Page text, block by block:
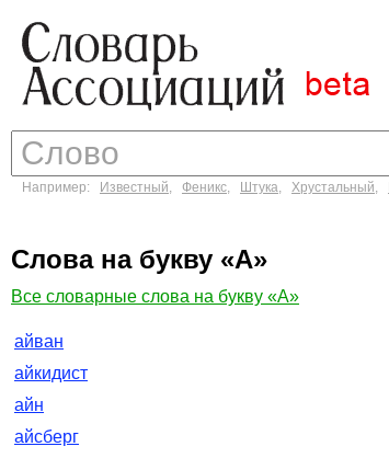
Например: Известный, Феникс, Штука, Хрустальный,
Слова на букву «А»
Все словарные слова на букву «А»
айван
айкидист
айн
айсберг